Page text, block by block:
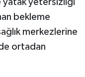
bekleme
merkezlerine
ortadan